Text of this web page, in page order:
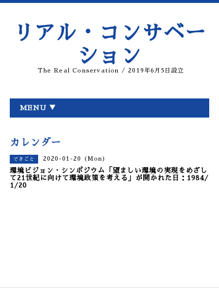
リアル・コンサベー
ション
The Real Conservation / 2019年6月5日設立
MENU ▼
カレンダー
できごと 2020-01-20 (Mon)
環境ビジョン・シンポジウム「望ましい環境の実現をめざし
て21世紀に向けて環境政策を考える」が開かれた日：1984/
1/20